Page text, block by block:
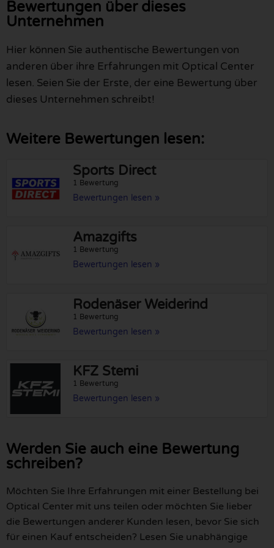
Bewertungen über dieses
Unternehmen
Hier können Sie authentische Bewertungen von
anderen über ihre Erfahrungen mit Optical Center
lesen. Seien Sie der Erste, der eine Bewertung über
dieses Unternehmen schreibt!
Weitere Bewertungen lesen:
Sports Direct
1 Bewertung
Bewertungen lesen »
Amazgifts
1 Bewertung
Bewertungen lesen »
Rodenäser Weiderind
1 Bewertung
Bewertungen lesen »
KFZ Stemi
1 Bewertung
Bewertungen lesen »
Werden Sie auch eine Bewertung
schreiben?
Möchten Sie Ihre Erfahrungen mit einer Bestellung bei
Optical Center mit uns teilen oder möchten Sie lieber
die Bewertungen anderer Kunden lesen, bevor Sie sich
für einen Kauf entscheiden? Lesen Sie unabhängige